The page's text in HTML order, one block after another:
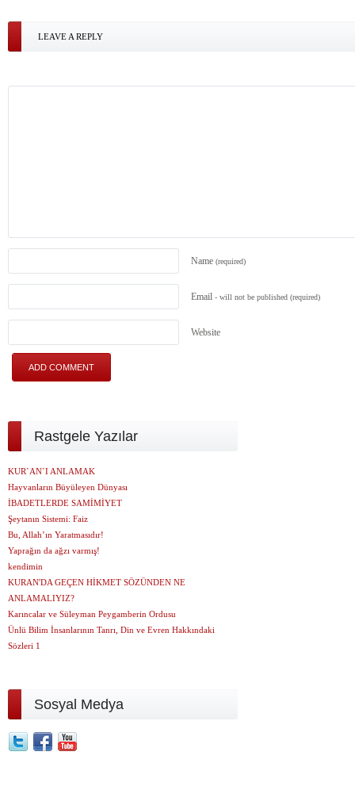
LEAVE A REPLY
Name (required)
Email - will not be published (required)
Website
Rastgele Yazılar
KUR`AN`I ANLAMAK
Hayvanların Büyüleyen Dünyası
İBADETLERDE SAMİMİYET
Şeytanın Sistemi: Faiz
Bu, Allah’ın Yaratmasıdır!
Yaprağın da ağzı varmış!
kendimin
KURAN'DA GEÇEN HİKMET SÖZÜNDEN NE
ANLAMALIYIZ?
Karıncalar ve Süleyman Peygamberin Ordusu
Ünlü Bilim İnsanlarının Tanrı, Din ve Evren Hakkındaki
Sözleri 1
Sosyal Medya